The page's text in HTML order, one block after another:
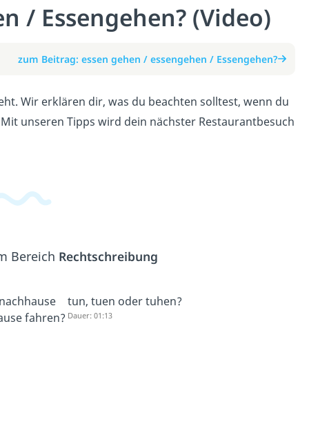
/ Essengehen? (Video)
zum Beitrag: essen gehen / essengehen / Essengehen?
Wir erklären dir, was du beachten solltest, wenn du
unseren Tipps wird dein nächster Restaurantbesuch
Bereich Rechtschreibung
fahren?
tun, tuen oder tuhen?
Dauer: 01:13